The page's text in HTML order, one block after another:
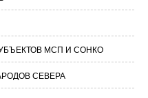
МСП И СОНКО
СЕВЕРА